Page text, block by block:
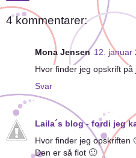
4 kommentarer:
Mona Jensen 12. januar
Hvor finder jeg opskrift på
Svar
Laila´s blog - fordi jeg
Hvor finder jeg opskriften
Den er så flot 🙂